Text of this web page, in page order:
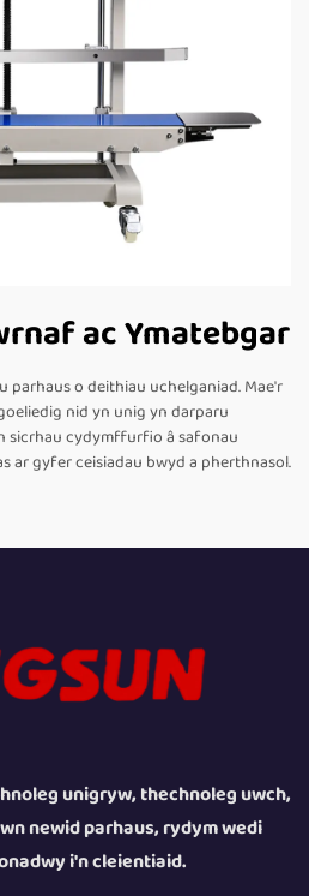
ac Ymatebgar
parhaus o deithiau uchelganiad. Mae'r
nid yn unig yn darparu
sicrhau cydymffurfio â safonau
ar gyfer ceisiadau bwyd a pherthnasol.
unigryw, thechnoleg uwch,
newid parhaus, rydym wedi
i'n cleientiaid.